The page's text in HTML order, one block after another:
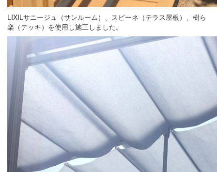
LIXILサニージュ（サンルーム）、スピーネ（テラス屋根）、樹ら
楽（デッキ）を使用し施工しました。